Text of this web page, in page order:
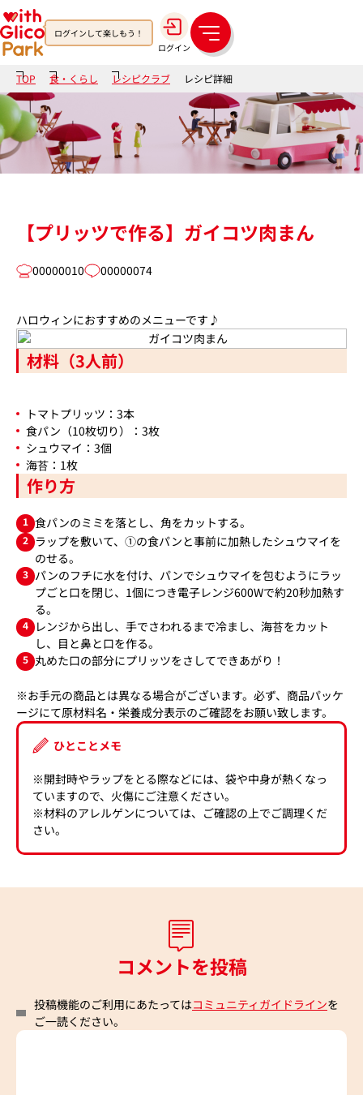
ログインして楽しもう！
ログイン
メ
ニ
ュ
ー
TOP 食・くらし レシピクラブ レシピ詳細
【プリッツで作る】ガイコツ肉まん
00000010 00000074
ハロウィンにおすすめのメニューです♪
材料（3人前）
トマトプリッツ：3本
食パン（10枚切り）：3枚
シュウマイ：3個
海苔：1枚
作り方
1 食パンのミミを落とし、角をカットする。
2 ラップを敷いて、①の食パンと事前に加熱したシュウマイを
のせる。
3 パンのフチに水を付け、パンでシュウマイを包むようにラッ
プごと口を閉じ、1個につき電子レンジ600Wで約20秒加熱す
る。
4
レンジから出し、手でさわれるまで冷まし、海苔をカット
し、目と鼻と口を作る。
5 丸めた口の部分にプリッツをさしてできあがり！
※お手元の商品とは異なる場合がございます。必ず、商品パッケ
ージにて原材料名・栄養成分表示のご確認をお願い致します。
ひとことメモ
※開封時やラップをとる際などには、袋や中身が熱くなっ
ていますので、火傷にご注意ください。
※材料のアレルゲンについては、ご確認の上でご調理くだ
さい。
コメントを投稿
投稿機能のご利用にあたってはコミュニティガイドラインを
ご一読ください。